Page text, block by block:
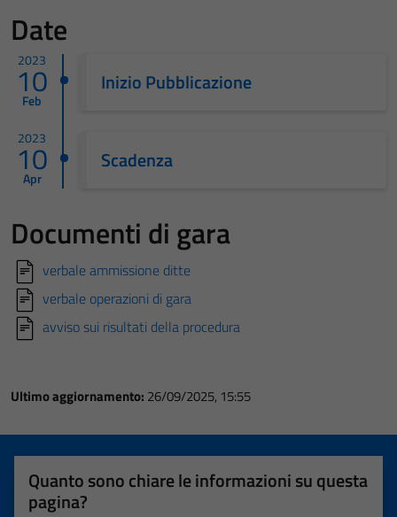
Date
2023
10
Feb
Inizio Pubblicazione
2023
10
Apr
Scadenza
Documenti di gara
verbale ammissione ditte
verbale operazioni di gara
avviso sui risultati della procedura
Ultimo aggiornamento: 26/09/2025, 15:55
Quanto sono chiare le informazioni su questa
pagina?